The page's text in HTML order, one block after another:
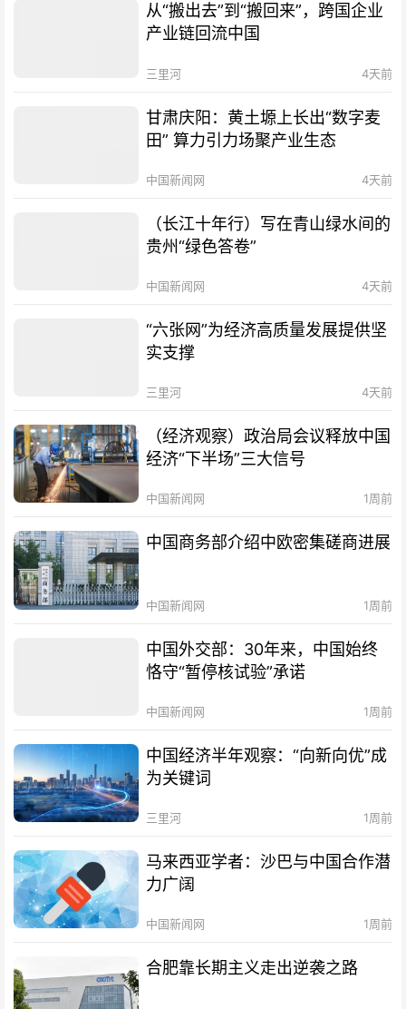
从“搬出去”到“搬回来”，跨国企业
产业链回流中国
三里河 4天前
甘肃庆阳：黄土塬上长出“数字麦
田” 算力引力场聚产业生态
中国新闻网 4天前
（长江十年行）写在青山绿水间的
贵州“绿色答卷”
中国新闻网 4天前
“六张网”为经济高质量发展提供坚
实支撑
三里河 4天前
（经济观察）政治局会议释放中国
经济“下半场”三大信号
中国新闻网 1周前
中国商务部介绍中欧密集磋商进展
中国新闻网 1周前
中国外交部：30年来，中国始终
恪守“暂停核试验”承诺
中国新闻网 1周前
中国经济半年观察：“向新向优”成
为关键词
三里河 1周前
马来西亚学者：沙巴与中国合作潜
力广阔
中国新闻网 1周前
合肥靠长期主义走出逆袭之路